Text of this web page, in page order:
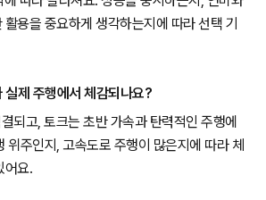
용을 중요하게 생각하는지에 따라 선택 기
실제 주행에서 체감되나요?
되고, 토크는 초반 가속과 탄력적인 주행에
위주인지, 고속도로 주행이 많은지에 따라 체
어요.